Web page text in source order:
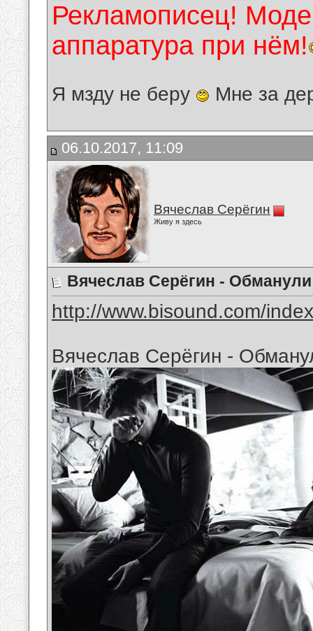
Рекламописец!
аппаратура при нём!
Я мзду не беру Мне за
06.10.2017, 11:09
Вячеслав Серёгин
Живу я здесь
Вячеслав Серёгин -
http://www.bisound.com/
Вячеслав Серёгин -